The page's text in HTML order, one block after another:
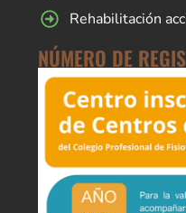
Rehabilitación
NÚMERO DE